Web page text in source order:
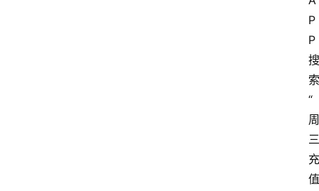
P
P
搜
索
“
周
三
充
值